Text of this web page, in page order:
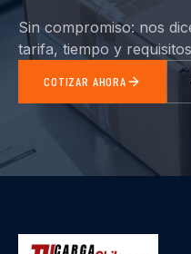
Sin compromiso: nos
tarifa, tiempo y
COTIZAR AHORA